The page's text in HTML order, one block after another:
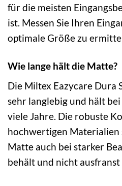
für die meisten
ist. Messen Sie Ihren
optimale Größe zu
Wie lange hält die Matte?
Die Miltex Eazycare Dura
sehr langlebig und hält
viele Jahre. Die robuste
hochwertigen Materialien
Matte auch bei starker
behält und nicht